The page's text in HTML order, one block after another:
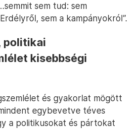
sem tud: sem
sem a kampányokról”.
politikai
kisebbségi
és gyakorlat mögött
egybevetve téves
a politikusokat és pártokat